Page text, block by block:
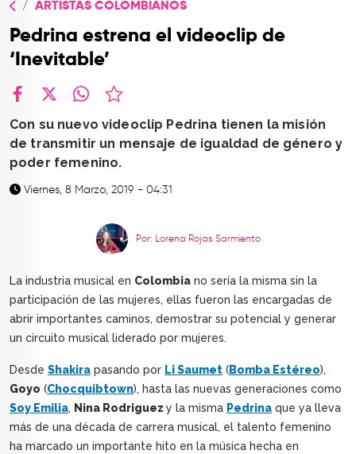
TOP
QUIÉNES SOMOS
ARTISTAS COLOMBIANOS
Pedrina estrena el videoclip de
‘Inevitable’
Con su nuevo videoclip Pedrina tienen la misión
de transmitir un mensaje de igualdad de género y
poder femenino.
Viernes, 8 Marzo, 2019 - 04:31
Por: Lorena Rojas Sarmiento
La industria musical en Colombia no sería la misma sin la
participación de las mujeres, ellas fueron las encargadas de
abrir importantes caminos, demostrar su potencial y generar
un circuito musical liderado por mujeres.
Desde Shakira pasando por Li Saumet (Bomba Estéreo),
Goyo (Chocquibtown), hasta las nuevas generaciones como
Soy Emilia, Nina Rodriguez y la misma Pedrina que ya lleva
más de una década de carrera musical, el talento femenino
ha marcado un importante hito en la música hecha en